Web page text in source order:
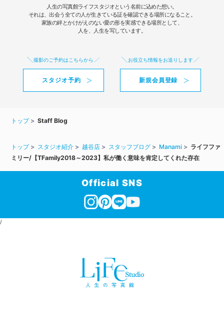
人生の写真館ライフスタジオという名前に込めた想い。
それは、出会う全ての人が生きている証を確認できる場所になること。
家族の絆とかけがえのない愛の形を実感できる場所として、
人を、人生を写しています。
撮影のご予約はこちらから
スタジオ予約
お役立ち情報をお送りします
新規会員登録
トップ Staff Blog
トップ スタジオ紹介 越谷店 スタッフブログ Manami
ライフファ
ミリー/【TFamily2018～2023】私が働く意味を肯定してくれた存在
Official SNS
/